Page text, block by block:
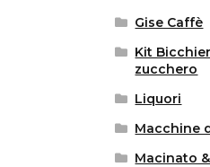
Gise Caffè
Kit
zucchero
Liquori
Macchine
Macinato